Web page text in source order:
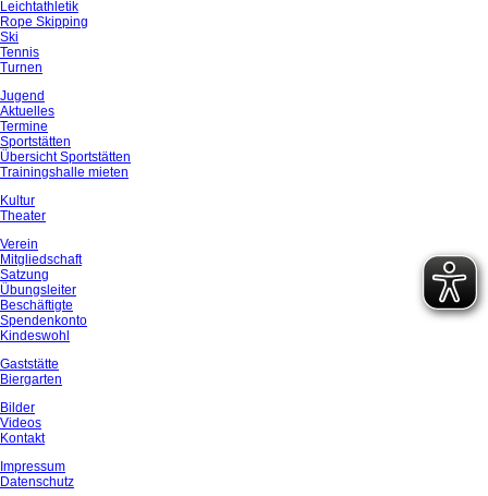
Leichtathletik
Rope Skipping
Ski
Tennis
Turnen
Jugend
Aktuelles
Termine
Sportstätten
Übersicht Sportstätten
Trainingshalle mieten
Kultur
Theater
Verein
Mitgliedschaft
Satzung
Übungsleiter
Beschäftigte
Spendenkonto
Kindeswohl
Gaststätte
Biergarten
Bilder
Videos
Kontakt
Impressum
Datenschutz